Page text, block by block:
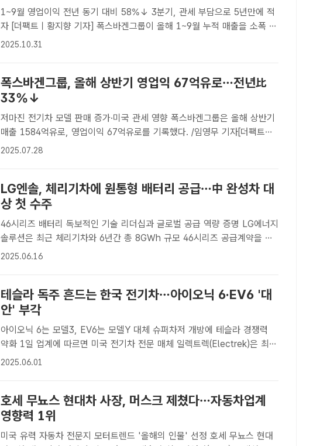
1~9월 영업이익 전년 동기 대비 58%↓ 3분기, 관세 부담으로 5년만에 적
자 [더팩트ㅣ황지향 기자] 폭스바겐그룹이 올해 1~9월 누적 매출을 소폭 늘
리며 전동화 전환과 구조조정의 성과를 이어갔다. 다만 3분기에는 일회성
2025.10.31
폭스바겐그룹, 올해 상반기 영업익 67억유로…전년比
33%↓
저마진 전기차 모델 판매 증가·미국 관세 영향 폭스바겐그룹은 올해 상반기
매출 1584억유로, 영업이익 67억유로를 기록했다. /임영무 기자[더팩트ㅣ
최의종 기자] 폭스바겐그룹이 올해 상반기 영업이익 67억유로를 기록했다.
2025.07.28
LG엔솔, 체리기차에 원통형 배터리 공급…中 완성차 대
상 첫 수주
46시리즈 배터리 독보적인 기술 리더십과 글로벌 공급 역량 증명 LG에너지
솔루션은 최근 체리기차와 6년간 총 8GWh 규모 46시리즈 공급계약을 체
결했다. LG에너지솔루션 46시리즈 제품. /LG에너지솔루션[더팩트ㅣ최의종
2025.06.16
테슬라 독주 흔드는 한국 전기차…아이오닉 6·EV6 '대
안' 부각
아이오닉 6는 모델3, EV6는 모델Y 대체 슈퍼차저 개방에 테슬라 경쟁력
약화 1일 업계에 따르면 미국 전기차 전문 매체 일렉트렉(Electrek)은 최근
테슬라 모델3와 모델 Y를 대체할 수 있는 경쟁 전기차들을 소개하면서 현대
2025.06.01
호세 무뇨스 현대차 사장, 머스크 제쳤다…자동차업계
영향력 1위
미국 유력 자동차 전문지 모터트렌드 '올해의 인물' 선정 호세 무뇨스 현대